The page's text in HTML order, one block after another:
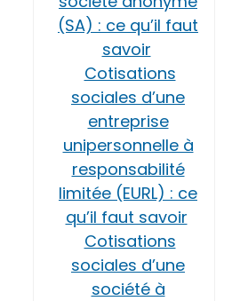
(SA) : ce qu’il faut
savoir
Cotisations
sociales d’une
entreprise
unipersonnelle à
responsabilité
limitée (EURL) : ce
qu’il faut savoir
Cotisations
sociales d’une
société à